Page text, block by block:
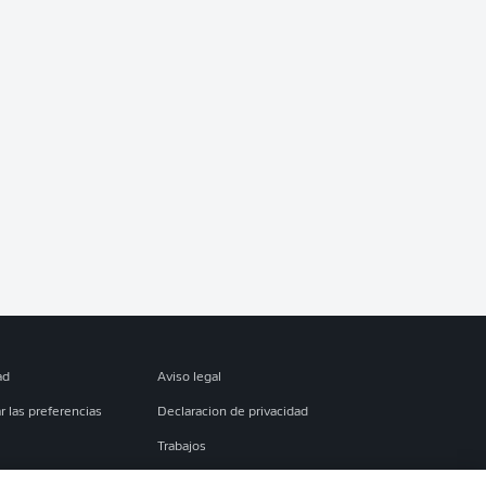
Aviso legal
las preferencias Declaracion de privacidad
Trabajos